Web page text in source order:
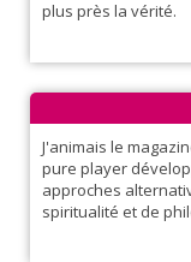
plus près la vérité.
J'animais le
pure player
approches
spiritualité et de